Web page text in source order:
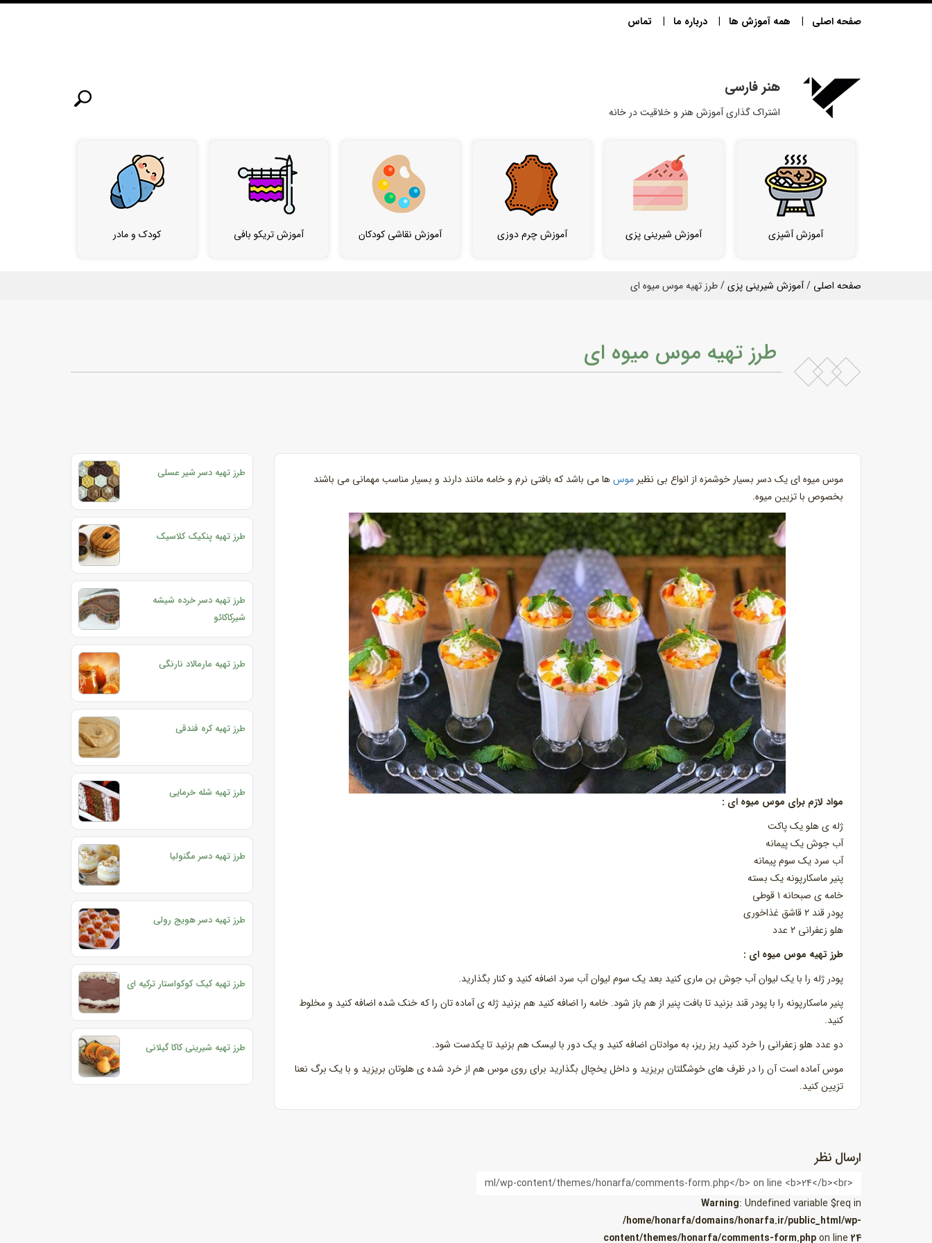
صفحه اصلی همه آموزش ها درباره ما تماس
هنر فارسی
اشتراک گذاری آموزش هنر و خلاقیت در خانه
آموزش آشپزی آموزش شیرینی پزی آموزش چرم دوزی آموزش نقاشی کودکان آموزش تریکو بافی کودک و مادر
صفحه اصلی /آموزش شیرینی پزی/ طرز تهیه موس میوه ای
طرز تهیه موس میوه ای
موس میوه ای یک دسر بسیار خوشمزه از انواع بی نظیر موسها می باشد که بافتی نرم و خامه مانند دارند و بسیار مناسب مهمانی می باشند
بخصوص با تزیین میوه.
مواد لازم برای موس میوه ای :
ژله ی هلو یک پاکت
آب جوش یک پیمانه
آب سرد یک سوم پیمانه
پنیر ماسکارپونه یک بسته
خامه ی صبحانه ۱ قوطی
پودر قند ۲ قاشق غذاخوری
هلو زعفرانی ۲ عدد
طرز تهیه موس میوه ای :
پودر ژله را با یک لیوان آب جوش بن ماری کنید بعد یک سوم لیوان آب سرد اضافه کنید و کنار بگذارید.
پنیر ماسکارپونه را با پودر قند بزنید تا بافت پنیر از هم باز شود. خامه را اضافه کنید هم بزنید ژله ی آماده تان را که خنک شده اضافه کنید و مخلوط
کنید.
دو عدد هلو زعفرانی را خرد کنید ریز ریز، به موادتان اضافه کنید و یک دور با لیسک هم بزنید تا یکدست شود.
موس آماده است آن را در ظرف های خوشگلتان بریزید و داخل یخچال بگذارید برای روی موس هم از خرد شده ی هلوتان بریزید و با یک برگ نعنا
تزیین کنید.
طرز تهیه دسر شیر عسلی
طرز تهیه پنکیک کلاسیک
طرز تهیه دسر خرده شیشه
شیرکاکائو
طرز تهیه مارمالاد نارنگی
طرز تهیه کره فندقی
طرز تهیه شله خرمایی
طرز تهیه دسر مگنولیا
طرز تهیه دسر هویج رولی
طرز تهیه کیک کوکواستار ترکیه ای
طرز تهیه شیرینی کاکا گیلانی
ارسال نظر
Warning: Undefined variable $req in
/home/honarfa/domains/honarfa.ir/public_html/wp-
content/themes/honarfa/comments-form.phpon line24